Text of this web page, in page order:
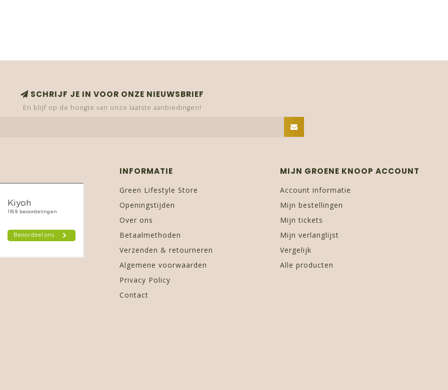
SCHRIJF JE IN VOOR ONZE NIEUWSBRIEF
En blijf op de hoogte van onze laatste aanbiedingen!
INFORMATIE
Green Lifestyle Store
Openingstijden
Over ons
Betaalmethoden
Verzenden & retourneren
Algemene voorwaarden
Privacy Policy
Contact
MIJN GROENE KNOOP ACCOUNT
Account informatie
Mijn bestellingen
Mijn tickets
Mijn verlanglijst
Vergelijk
Alle producten